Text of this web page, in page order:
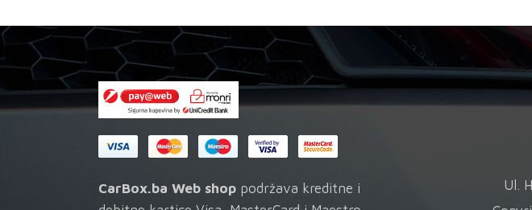
CarBox.ba Web shop podržava kreditne i
Ul.